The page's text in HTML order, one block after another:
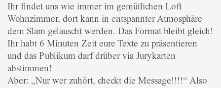
Ihr findet uns wie immer im gemütlichen Loft
Wohnzimmer, dort kann in entspannter Atmosphäre
dem Slam gelauscht werden. Das Format bleibt gleich!
Ihr habt 6 Minuten Zeit eure Texte zu präsentieren
und das Publikum darf drüber via Jurykarten
abstimmen!
Aber: „Nur wer zuhört, checkt die Message!!!!“ Also